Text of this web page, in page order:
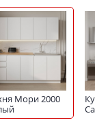
Мори 2000